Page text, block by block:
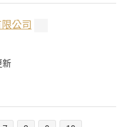
公司
新